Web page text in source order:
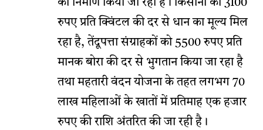
का निर्माण किया जा रहा है। किसानों को 3100
रुपए प्रति क्विंटल की दर से धान का मूल्य मिल
रहा है, तेंदूपत्ता संग्राहकों को 5500 रुपए प्रति
मानक बोरा की दर से भुगतान किया जा रहा है
तथा महतारी वंदन योजना के तहत लगभग 70
लाख महिलाओं के खातों में प्रतिमाह एक हजार
रुपए की राशि अंतरित की जा रही है।